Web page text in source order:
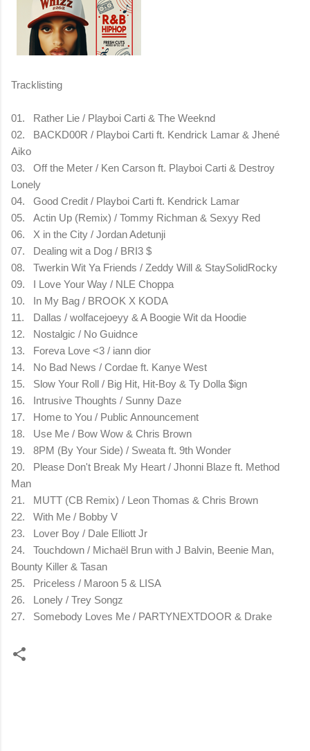
Tracklisting
01.
Rather Lie / Playboi Carti & The Weeknd
02.
BACKD00R / Playboi Carti ft. Kendrick Lamar & Jhené
Aiko
03.
Off the Meter / Ken Carson ft. Playboi Carti & Destroy
Lonely
04.
Good Credit / Playboi Carti ft. Kendrick Lamar
05.
Actin Up (Remix) / Tommy Richman & Sexyy Red
06.
X in the City / Jordan Adetunji
07.
Dealing wit a Dog / BRI3 $
08.
Twerkin Wit Ya Friends / Zeddy Will & StaySolidRocky
09.
I Love Your Way / NLE Choppa
10.
In My Bag / BROOK X KODA
11.
Dallas / wolfacejoeyy & A Boogie Wit da Hoodie
12.
Nostalgic / No Guidnce
13.
Foreva Love <3 / iann dior
14.
No Bad News / Cordae ft. Kanye West
15.
Slow Your Roll / Big Hit, Hit-Boy & Ty Dolla $ign
16.
Intrusive Thoughts / Sunny Daze
17.
Home to You / Public Announcement
18.
Use Me / Bow Wow & Chris Brown
19.
8PM (By Your Side) / Sweata ft. 9th Wonder
20.
Please Don't Break My Heart / Jhonni Blaze ft. Method
Man
21.
MUTT (CB Remix) / Leon Thomas & Chris Brown
22.
With Me / Bobby V
23.
Lover Boy / Dale Elliott Jr
24.
Touchdown / Michaël Brun with J Balvin, Beenie Man,
Bounty Killer & Tasan
25.
Priceless / Maroon 5 & LISA
26.
Lonely / Trey Songz
27.
Somebody Loves Me / PARTYNEXTDOOR & Drake